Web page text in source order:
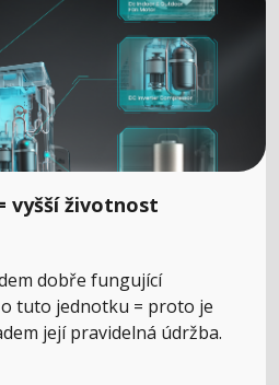
vyšší životnost
dobře fungující
tuto jednotku = proto je
její pravidelná údržba.